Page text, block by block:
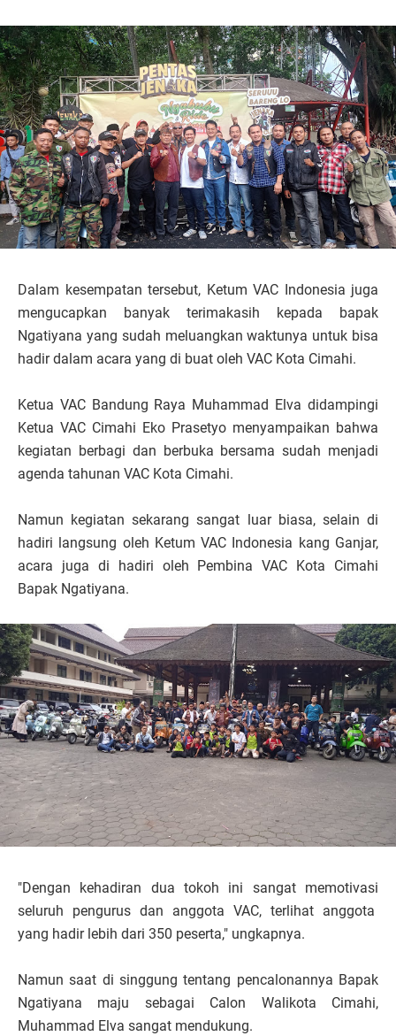
Dalam kesempatan tersebut, Ketum VAC Indonesia juga
mengucapkan banyak terimakasih kepada bapak
Ngatiyana yang sudah meluangkan waktunya untuk bisa
hadir dalam acara yang di buat oleh VAC Kota Cimahi.
Ketua VAC Bandung Raya Muhammad Elva didampingi
Ketua VAC Cimahi Eko Prasetyo menyampaikan bahwa
kegiatan berbagi dan berbuka bersama sudah menjadi
agenda tahunan VAC Kota Cimahi.
Namun kegiatan sekarang sangat luar biasa, selain di
hadiri langsung oleh Ketum VAC Indonesia kang Ganjar,
acara juga di hadiri oleh Pembina VAC Kota Cimahi
Bapak Ngatiyana.
"Dengan kehadiran dua tokoh ini sangat memotivasi
seluruh pengurus dan anggota VAC, terlihat anggota
yang hadir lebih dari 350 peserta," ungkapnya.
Namun saat di singgung tentang pencalonannya Bapak
Ngatiyana maju sebagai Calon Walikota Cimahi,
Muhammad Elva sangat mendukung.